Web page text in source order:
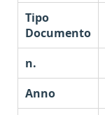
Tipo
Documento
n.
Anno